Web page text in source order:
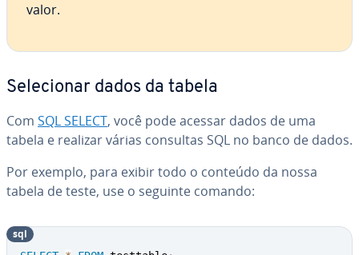
valor.
Se­le­ci­o­nar dados da tabela
Com SQL SELECT, você pode acessar dados de uma
tabela e realizar várias consultas SQL no banco de dados.
Por exemplo, para exibir todo o conteúdo da nossa
tabela de teste, use o seguinte comando:
sql